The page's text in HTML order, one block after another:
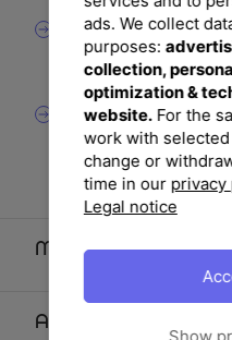
4x OUTFLEXX
Aluminium und
Rückenlehne.
4x OUTFLEXX
cm aus
Befestigungsbändern.
Maße
Artikelmerkmale &
ads. We collect
purposes:
collection,
optimization &
website.For the
work with
change or
time in our privacy
Legal notice